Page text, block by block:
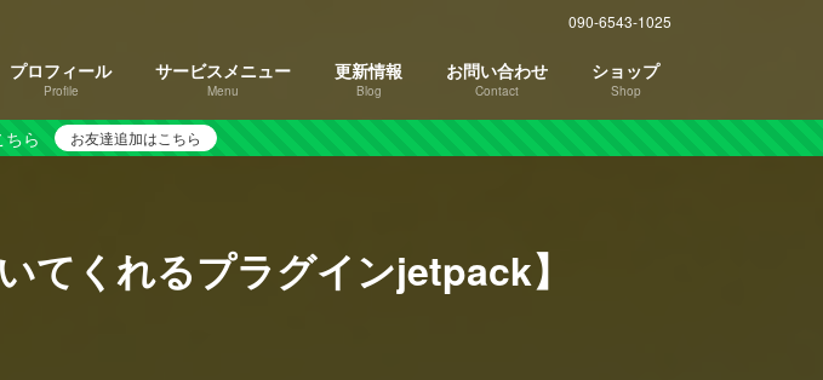
090-6543-1025
プロフィール
Profile
サービスメニュー
Menu
更新情報
Blog
お問い合わせ
Contact
ショップ
Shop
ら お友達追加はこちら
てくれるプラグインjetpack】